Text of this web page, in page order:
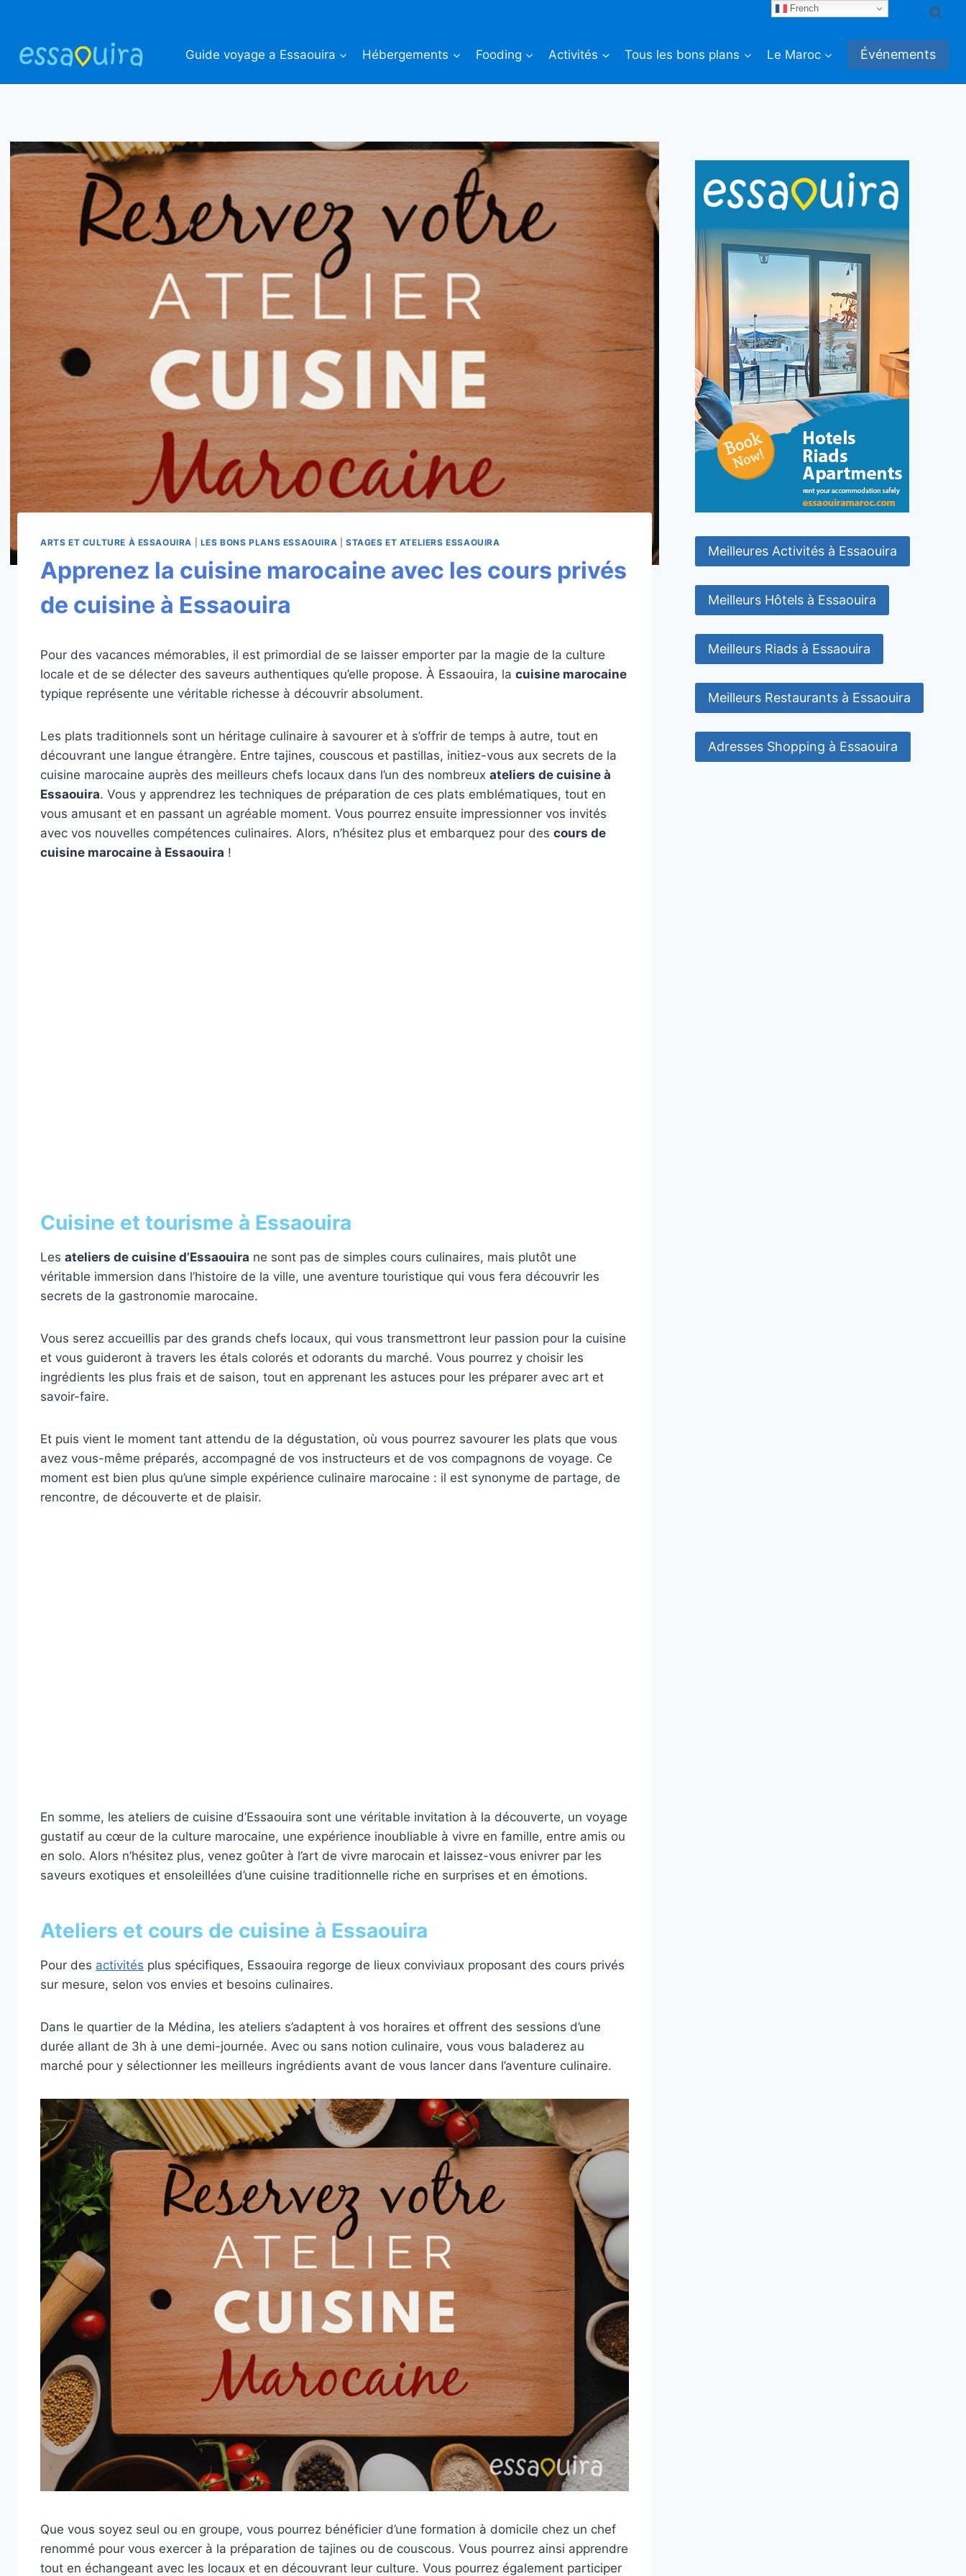
contenu
Guide voyage a Essaouira Hébergements Fooding Activités Tous les bons plans Le Maroc Événements
ARTS ET CULTURE À ESSAOUIRA LES BONS PLANS ESSAOUIRA STAGES ET ATELIERS ESSAOUIRA
Apprenez la cuisine marocaine avec les cours privés
de cuisine à Essaouira
Pour des vacances mémorables, il est primordial de se laisser emporter par la magie de la culture
locale et de se délecter des saveurs authentiques qu’elle propose. À Essaouira, la cuisine marocaine
typique représente une véritable richesse à découvrir absolument.
Les plats traditionnels sont un héritage culinaire à savourer et à s’offrir de temps à autre, tout en
découvrant une langue étrangère. Entre tajines, couscous et pastillas, initiez-vous aux secrets de la
cuisine marocaine auprès des meilleurs chefs locaux dans l’un des nombreux ateliers de cuisine à
Essaouira. Vous y apprendrez les techniques de préparation de ces plats emblématiques, tout en
vous amusant et en passant un agréable moment. Vous pourrez ensuite impressionner vos invités
avec vos nouvelles compétences culinaires. Alors, n’hésitez plus et embarquez pour des cours de
cuisine marocaine à Essaouira !
Cuisine et tourisme à Essaouira
Les ateliers de cuisine d’Essaouira ne sont pas de simples cours culinaires, mais plutôt une
véritable immersion dans l’histoire de la ville, une aventure touristique qui vous fera découvrir les
secrets de la gastronomie marocaine.
Vous serez accueillis par des grands chefs locaux, qui vous transmettront leur passion pour la cuisine
et vous guideront à travers les étals colorés et odorants du marché. Vous pourrez y choisir les
ingrédients les plus frais et de saison, tout en apprenant les astuces pour les préparer avec art et
savoir-faire.
Et puis vient le moment tant attendu de la dégustation, où vous pourrez savourer les plats que vous
avez vous-même préparés, accompagné de vos instructeurs et de vos compagnons de voyage. Ce
moment est bien plus qu’une simple expérience culinaire marocaine : il est synonyme de partage, de
rencontre, de découverte et de plaisir.
En somme, les ateliers de cuisine d’Essaouira sont une véritable invitation à la découverte, un voyage
gustatif au cœur de la culture marocaine, une expérience inoubliable à vivre en famille, entre amis ou
en solo. Alors n’hésitez plus, venez goûter à l’art de vivre marocain et laissez-vous enivrer par les
saveurs exotiques et ensoleillées d’une cuisine traditionnelle riche en surprises et en émotions.
Ateliers et cours de cuisine à Essaouira
Pour des activités plus spécifiques, Essaouira regorge de lieux conviviaux proposant des cours privés
sur mesure, selon vos envies et besoins culinaires.
Dans le quartier de la Médina, les ateliers s’adaptent à vos horaires et offrent des sessions d’une
durée allant de 3h à une demi-journée. Avec ou sans notion culinaire, vous vous baladerez au
marché pour y sélectionner les meilleurs ingrédients avant de vous lancer dans l’aventure culinaire.
Que vous soyez seul ou en groupe, vous pourrez bénéficier d’une formation à domicile chez un chef
renommé pour vous exercer à la préparation de tajines ou de couscous. Vous pourrez ainsi apprendre
tout en échangeant avec les locaux et en découvrant leur culture. Vous pourrez également participer
Meilleures Activités à Essaouira
Meilleurs Hôtels à Essaouira
Meilleurs Riads à Essaouira
Meilleurs Restaurants à Essaouira
Adresses Shopping à Essaouira
French